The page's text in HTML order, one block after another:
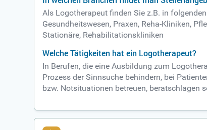
Als Logotherapeut finden Sie z.B. in
Gesundheitswesen, Praxen, Reha-Kliniken,
Stationäre, Rehabilitationskliniken
Welche Tätigkeiten hat ein Logotherapeut?
In Berufen, die eine Ausbildung zum
Prozess der Sinnsuche behindern, bei
bzw. Notsituationen betreuen, beratschlagen